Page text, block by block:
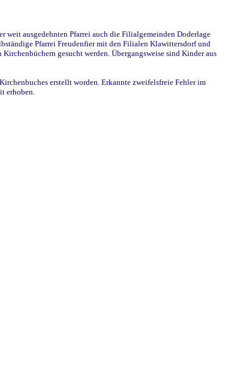
weit ausgedehnten Pfarrei auch die Filialgemeinden Doderlage
Pfarrei Freudenfier mit den Filialen Klawittersdorf und
gesucht werden. Übergangsweise sind Kinder aus
erstellt worden. Erkannte zweifelsfreie Fehler im
erhoben.